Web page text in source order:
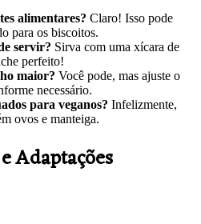
alimentares? Claro! Isso pode
para os biscoitos.
servir? Sirva com uma xícara de
perfeito!
maior? Você pode, mas ajuste o
necessário.
para veganos? Infelizmente,
ovos e manteiga.
Adaptações